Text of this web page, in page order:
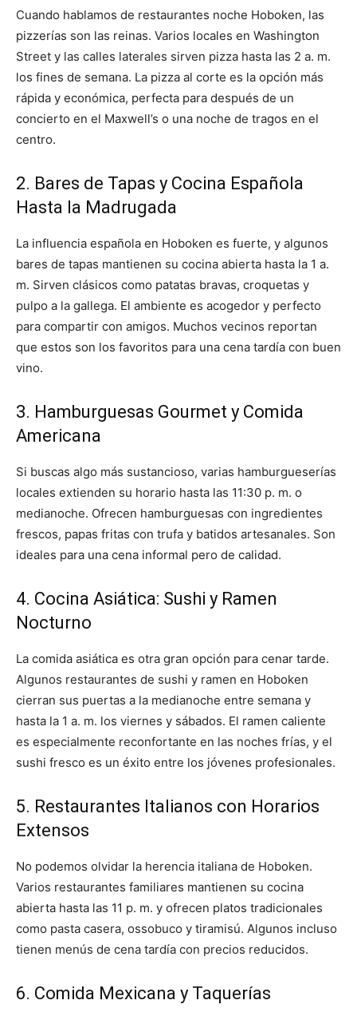
Cuando hablamos de restaurantes noche Hoboken, las
pizzerías son las reinas. Varios locales en Washington
Street y las calles laterales sirven pizza hasta las 2 a. m.
los fines de semana. La pizza al corte es la opción más
rápida y económica, perfecta para después de un
concierto en el Maxwell’s o una noche de tragos en el
centro.
2. Bares de Tapas y Cocina Española
Hasta la Madrugada
La influencia española en Hoboken es fuerte, y algunos
bares de tapas mantienen su cocina abierta hasta la 1 a.
m. Sirven clásicos como patatas bravas, croquetas y
pulpo a la gallega. El ambiente es acogedor y perfecto
para compartir con amigos. Muchos vecinos reportan
que estos son los favoritos para una cena tardía con buen
vino.
3. Hamburguesas Gourmet y Comida
Americana
Si buscas algo más sustancioso, varias hamburgueserías
locales extienden su horario hasta las 11:30 p. m. o
medianoche. Ofrecen hamburguesas con ingredientes
frescos, papas fritas con trufa y batidos artesanales. Son
ideales para una cena informal pero de calidad.
4. Cocina Asiática: Sushi y Ramen
Nocturno
La comida asiática es otra gran opción para cenar tarde.
Algunos restaurantes de sushi y ramen en Hoboken
cierran sus puertas a la medianoche entre semana y
hasta la 1 a. m. los viernes y sábados. El ramen caliente
es especialmente reconfortante en las noches frías, y el
sushi fresco es un éxito entre los jóvenes profesionales.
5. Restaurantes Italianos con Horarios
Extensos
No podemos olvidar la herencia italiana de Hoboken.
Varios restaurantes familiares mantienen su cocina
abierta hasta las 11 p. m. y ofrecen platos tradicionales
como pasta casera, ossobuco y tiramisú. Algunos incluso
tienen menús de cena tardía con precios reducidos.
6. Comida Mexicana y Taquerías